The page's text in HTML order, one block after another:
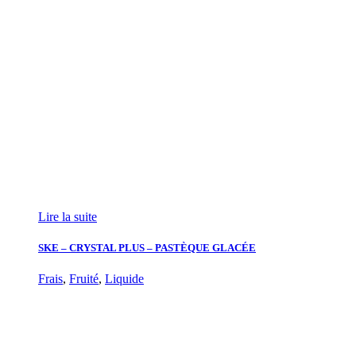
Lire la suite
SKE – CRYSTAL PLUS – PASTÈQUE GLACÉE
Frais, Fruité, Liquide